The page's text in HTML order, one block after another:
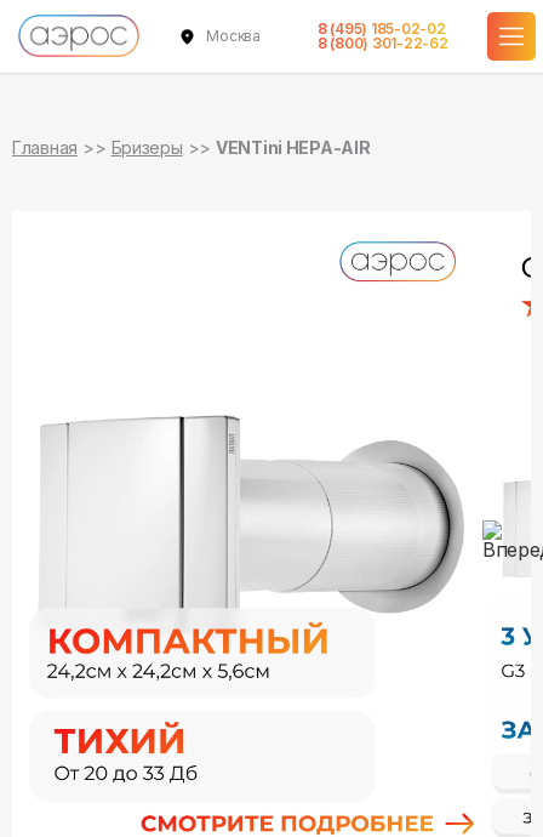
Москва
8 (495) 185-02-02
8 (800) 301-22-62
Главная Бризеры VENTini HEPA-AIR
в наличии